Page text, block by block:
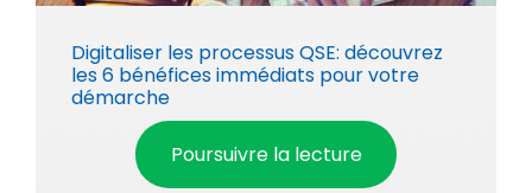
Digitaliser les processus QSE: découvrez
les 6 bénéfices immédiats pour votre
démarche
Poursuivre la lecture